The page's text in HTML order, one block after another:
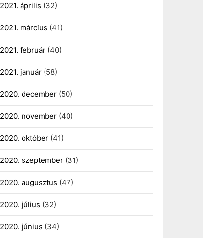
2021. április (32)
2021. március (41)
2021. február(40)
2021. január(58)
2020. december(50)
2020. november(40)
2020. október(41)
2020. szeptember(31)
2020. augusztus (47)
2020. július (32)
2020. június (34)